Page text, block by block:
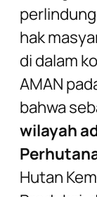
hak
di dalam
AMAN
bahwa
wilayah
Hutan